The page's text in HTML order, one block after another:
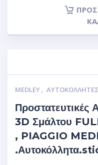
MEDLEY
Προστατευτικές
3D Σμάλτου
, PIAGGIO